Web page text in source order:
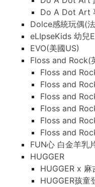
Do A Dot Art
Dolce感統玩偶(
eLIpseKids 幼兒
EVO(美國US)
Floss and Rock(
Floss and
Floss and
Floss and
Floss and
Floss and
Floss and
FUN心 白金羊乳
HUGGER
HUGGER x 麻
HUGGER孩